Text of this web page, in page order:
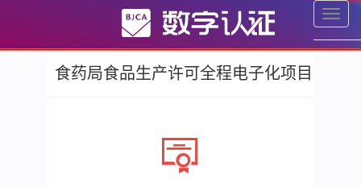
食药局食品生产许可全程电子化项目
切
换
菜